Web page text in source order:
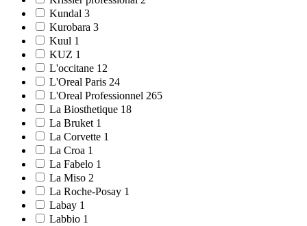
Kundal 3
Kurobara 3
Kuul 1
KUZ 1
L'occitane 12
L'Oreal Paris 24
L'Oreal Professionnel 265
La Biosthetique 18
La Bruket 1
La Corvette 1
La Croa 1
La Fabelo 1
La Miso 2
La Roche-Posay 1
Labay 1
Labbio 1